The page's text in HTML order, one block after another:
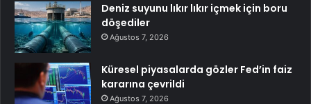
Deniz suyunu lıkır lıkır içmek için boru
döşediler
Ağustos 7, 2026
Küresel piyasalarda gözler Fed’in faiz
kararına çevrildi
Ağustos 7, 2026